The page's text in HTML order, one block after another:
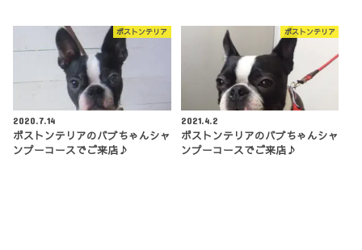
ボストンテリア
2020.7.14
ボストンテリアのバブちゃんシャ
ンプーコースでご来店♪
ボストンテリア
2021.4.2
ボストンテリアのバブちゃんシャ
ンプーコースでご来店♪